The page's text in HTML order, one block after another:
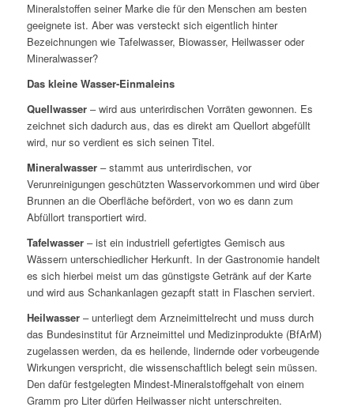
Mineralstoffen seiner Marke die für den Menschen am besten
geeignete ist. Aber was versteckt sich eigentlich hinter
Bezeichnungen wie Tafelwasser, Biowasser, Heilwasser oder
Mineralwasser?
Das kleine Wasser-Einmaleins
Quellwasser– wird aus unterirdischen Vorräten gewonnen. Es
zeichnet sich dadurch aus, das es direkt am Quellort abgefüllt
wird, nur so verdient es sich seinen Titel.
Mineralwasser– stammt aus unterirdischen, vor
Verunreinigungen geschützten Wasservorkommen und wird über
Brunnen an die Oberfläche befördert, von wo es dann zum
Abfüllort transportiert wird.
Tafelwasser– ist ein industriell gefertigtes Gemisch aus
Wässern unterschiedlicher Herkunft. In der Gastronomie handelt
es sich hierbei meist um das günstigste Getränk auf der Karte
und wird aus Schankanlagen gezapft statt in Flaschen serviert.
Heilwasser– unterliegt dem Arzneimittelrecht und muss durch
das Bundesinstitut für Arzneimittel und Medizinprodukte (BfArM)
zugelassen werden, da es heilende, lindernde oder vorbeugende
Wirkungen verspricht, die wissenschaftlich belegt sein müssen.
Den dafür festgelegten Mindest-Mineralstoffgehalt von einem
Gramm pro Liter dürfen Heilwasser nicht unterschreiten.